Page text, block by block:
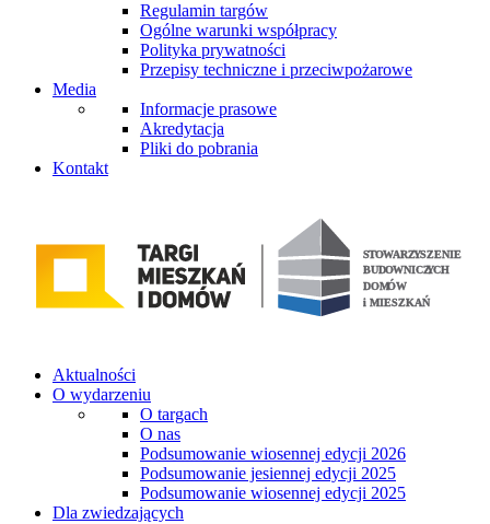
Regulamin targów
Ogólne warunki współpracy
Polityka prywatności
Przepisy techniczne i przeciwpożarowe
Media
Informacje prasowe
Akredytacja
Pliki do pobrania
Kontakt
Aktualności
O wydarzeniu
O targach
O nas
Podsumowanie wiosennej edycji 2026
Podsumowanie jesiennej edycji 2025
Podsumowanie wiosennej edycji 2025
Dla zwiedzających